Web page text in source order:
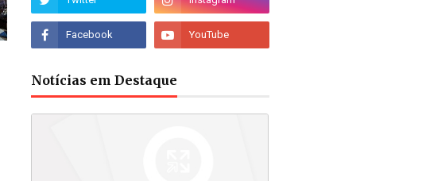
Notícias em Destaque